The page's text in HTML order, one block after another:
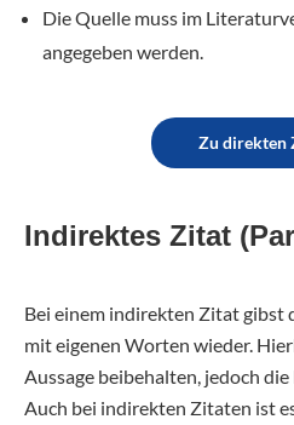
Die Quelle muss im
angegeben werden.
Zu direkten
Indirektes Zitat
Bei einem indirekten Zitat gibst
mit eigenen Worten wieder.
Aussage beibehalten, jedoch
Auch bei indirekten Zitaten ist